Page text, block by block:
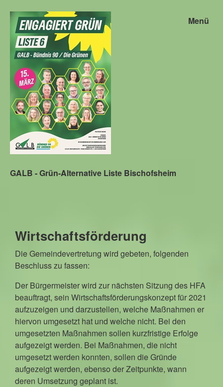
GALB - Grün-Alternative Liste Bischofsheim
Menü
Wirtschaftsförderung
Die Gemeindevertretung wird gebeten, folgenden
Beschluss zu fassen:
Der Bürgermeister wird zur nächsten Sitzung des HFA
beauftragt, sein Wirtschaftsförderungskonzept für 2021
aufzuzeigen und darzustellen, welche Maßnahmen er
hiervon umgesetzt hat und welche nicht. Bei den
umgesetzten Maßnahmen sollen kurzfristige Erfolge
aufgezeigt werden. Bei Maßnahmen, die nicht
umgesetzt werden konnten, sollen die Gründe
aufgezeigt werden, ebenso der Zeitpunkte, wann
deren Umsetzung geplant ist.